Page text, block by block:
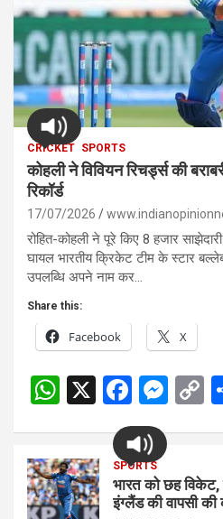
CRICKET SPORTS
कोहली ने विवियन रिचर्ड्स की
रिकॉर्ड
17/07/2026
रोहित-कोहली ने पूरे किए 8 हजार
घायल भारतीय क्रिकेट टीम के स्टार
उपलब्धि अपने नाम कर…
Share this:
Facebook X
W
s
A
X
F
a
ce
b
o
M
n
g
C
n
SPORTS
भारत को छह
इंग्लैंड की वापसी की